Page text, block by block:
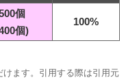
個
個)
100%
ます。引用する際は引用元